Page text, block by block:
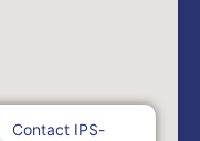
Contact IPS-